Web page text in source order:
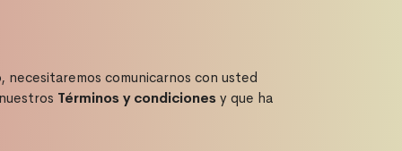
comunicarnos con usted
Términos y condiciones y que ha